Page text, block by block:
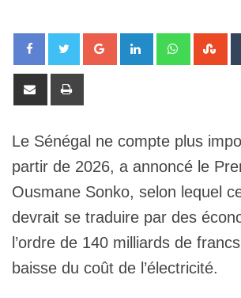
Google+ LinkedIn Whatsapp
Share
Le Sénégal ne compte plus
partir de 2026, a annoncé le
Ousmane Sonko, selon lequel
devrait se traduire par des
l’ordre de 140 milliards de
baisse du coût de l’électricité.